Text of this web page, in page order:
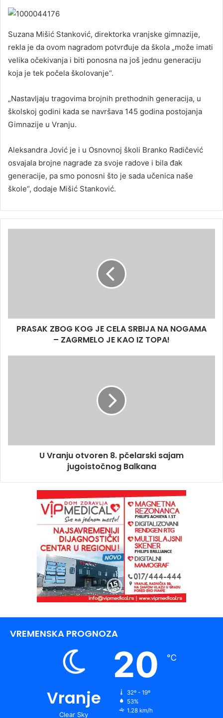
Suzana Mišić Stanković, direktorka vranjske gimnazije,
rekla je da ovom nagradom potvrđuje da škola „može imati
velika očekivanja i biti ponosna na još jednu generaciju
koja je tek počela školovanje“.
„Nastavljaju tragovima brojnih prethodnih generacija, u
školskoj godini kada se navršava 145 godina postojanja
Gimnazije u Vranju.
Aleksandra Jović je i u Osnovnoj školi Branko Radičević
osvajala brojne nagrade za svoje radove i bila đak
generacije, pa smo ponosni što je sada učenica naše
škole“, dodaje Mišić Stanković.
PRASAK ZBOG KOG JE CELA SRBIJA NA NOGAMA
– ZAGRMELO JE KAO IZ TOPA!
U Vranju otvoren 8. pčelarski sajam
jugoistočnog Balkana
VREMENSKA PROGNOZA
Vranje
Clear Sky
20 ℃
32º - 19º
53%
1.28 km/h